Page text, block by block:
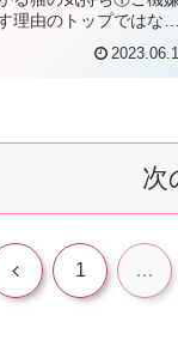
理由のトップではな
次
前 1 …